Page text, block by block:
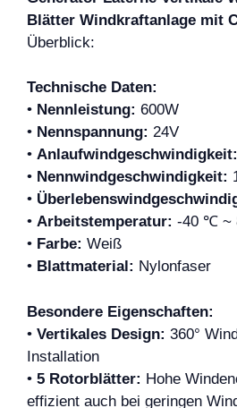
Blätter Windkraftanlage mit
Überblick:
Technische Daten:
• Nennleistung: 600W
• Nennspannung: 24V
• Anlaufwindgeschwindigkeit:
• Nennwindgeschwindigkeit:
•
• Arbeitstemperatur: -40 ℃ ~
• Farbe: Weiß
• Blattmaterial: Nylonfaser
Besondere Eigenschaften:
• Vertikales Design: 360°
Installation
• 5 Rotorblätter: Hohe
effizient auch bei geringen